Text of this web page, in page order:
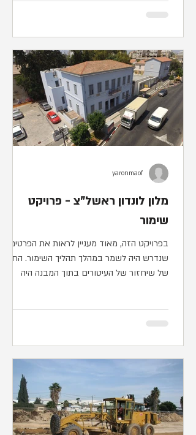
מלון לונדון ראשל"צ - פרויקט
שימור
בפרויקט הזה, מאוד מעניין לראות את הפרטים
שנדרש היה לשמר במהלך תהליך השימור. החלק
של שיחזור של העיטורים בתוך המבנה היה
yaronmaof